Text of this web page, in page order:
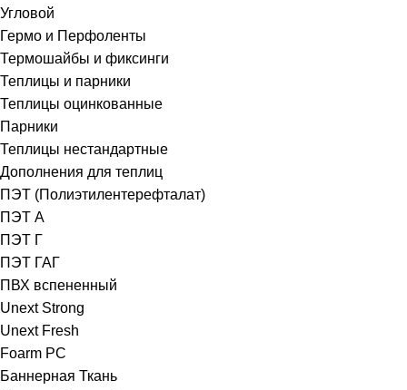
Угловой
Гермо и Перфоленты
Термошайбы и фиксинги
Теплицы и парники
Теплицы оцинкованные
Парники
Теплицы нестандартные
Дополнения для теплиц
ПЭТ (Полиэтилентерефталат)
ПЭТ А
ПЭТ Г
ПЭТ ГАГ
ПВХ вспененный
Unext Strong
Unext Fresh
Foarm PC
Баннерная Ткань